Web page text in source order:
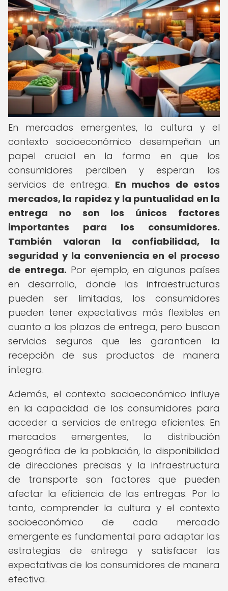
En mercados emergentes, la cultura y el
contexto socioeconómico desempeñan un
papel crucial en la forma en que los
consumidores perciben y esperan los
servicios de entrega. En muchos de estos
mercados, la rapidez y la puntualidad en la
entrega no son los únicos factores
importantes para los consumidores.
También valoran la confiabilidad, la
seguridad y la conveniencia en el proceso
de entrega. Por ejemplo, en algunos países
en desarrollo, donde las infraestructuras
pueden ser limitadas, los consumidores
pueden tener expectativas más flexibles en
cuanto a los plazos de entrega, pero buscan
servicios seguros que les garanticen la
recepción de sus productos de manera
íntegra.
Además, el contexto socioeconómico influye
en la capacidad de los consumidores para
acceder a servicios de entrega eficientes. En
mercados emergentes, la distribución
geográfica de la población, la disponibilidad
de direcciones precisas y la infraestructura
de transporte son factores que pueden
afectar la eficiencia de las entregas. Por lo
tanto, comprender la cultura y el contexto
socioeconómico de cada mercado
emergente es fundamental para adaptar las
estrategias de entrega y satisfacer las
expectativas de los consumidores de manera
efectiva.